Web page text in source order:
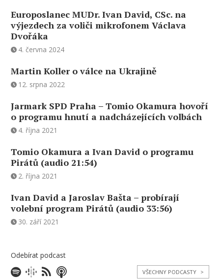
Europoslanec MUDr. Ivan David, CSc. na
výjezdech za voliči mikrofonem Václava
Dvořáka
4. června 2024
Martin Koller o válce na Ukrajině
12. srpna 2022
Jarmark SPD Praha – Tomio Okamura hovoří
o programu hnutí a nadcházejících volbách
4. října 2021
Tomio Okamura a Ivan David o programu
Pirátů (audio 21:54)
2. října 2021
Ivan David a Jaroslav Bašta – probírají
volební program Pirátů (audio 33:56)
30. září 2021
Odebírat podcast
VŠECHNY PODCASTY >